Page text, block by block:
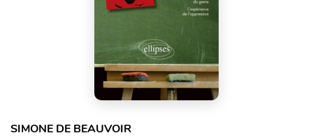
SIMONE DE BEAUVOIR